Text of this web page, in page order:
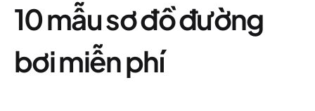
10 mẫu sơ đồ đường
bơi miễn phí